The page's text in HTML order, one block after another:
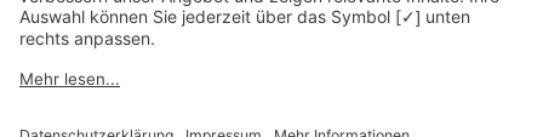
Newsletter